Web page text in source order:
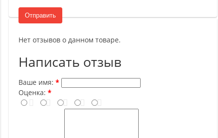
Отправить
Нет отзывов о данном товаре.
Написать отзыв
Ваше имя:
Оценка: